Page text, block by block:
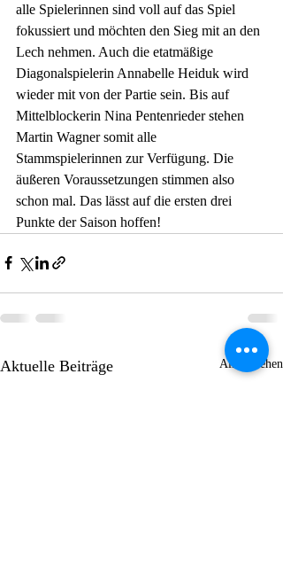
alle Spielerinnen sind voll auf das Spiel
fokussiert und möchten den Sieg mit an den
Lech nehmen. Auch die etatmäßige
Diagonalspielerin Annabelle Heiduk wird
wieder mit von der Partie sein. Bis auf
Mittelblockerin Nina Pentenrieder stehen
Martin Wagner somit alle
Stammspielerinnen zur Verfügung. Die
äußeren Voraussetzungen stimmen also
schon mal. Das lässt auf die ersten drei
Punkte der Saison hoffen!
Aktuelle Beiträge Alle ansehen